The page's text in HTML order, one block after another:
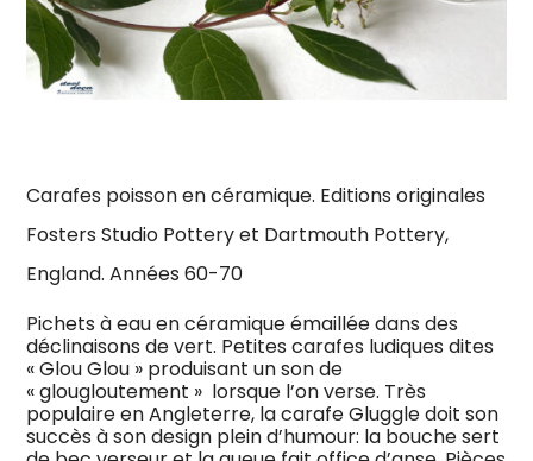
Carafes poisson en céramique. Editions originales
Fosters Studio Pottery et Dartmouth Pottery,
England. Années 60-70
Pichets à eau en céramique émaillée dans des
déclinaisons de vert. Petites carafes ludiques dites
« Glou Glou » produisant un son de
« glougloutement » lorsque l’on verse. Très
populaire en Angleterre, la carafe Gluggle doit son
succès à son design plein d’humour: la bouche sert